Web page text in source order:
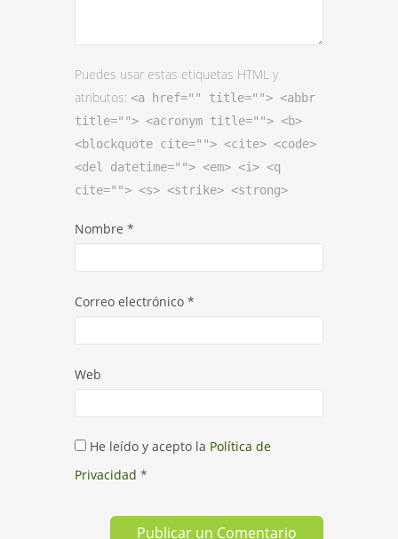
Puedes usar estas etiquetas HTML y
atributos: <a href="" title=""> <abbr
title=""> <acronym title=""> <b>
<blockquote cite=""> <cite> <code>
<del datetime=""> <em> <i> <q
cite=""> <s> <strike> <strong>
Nombre *
Correo electrónico *
Web
He leído y acepto la Política de
Privacidad *